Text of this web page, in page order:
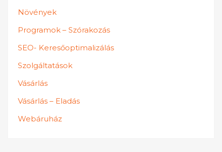
Növények
Programok – Szórakozás
SEO- Keresőoptimalizálás
Szolgáltatások
Vásárlás
Vásárlás – Eladás
Webáruház